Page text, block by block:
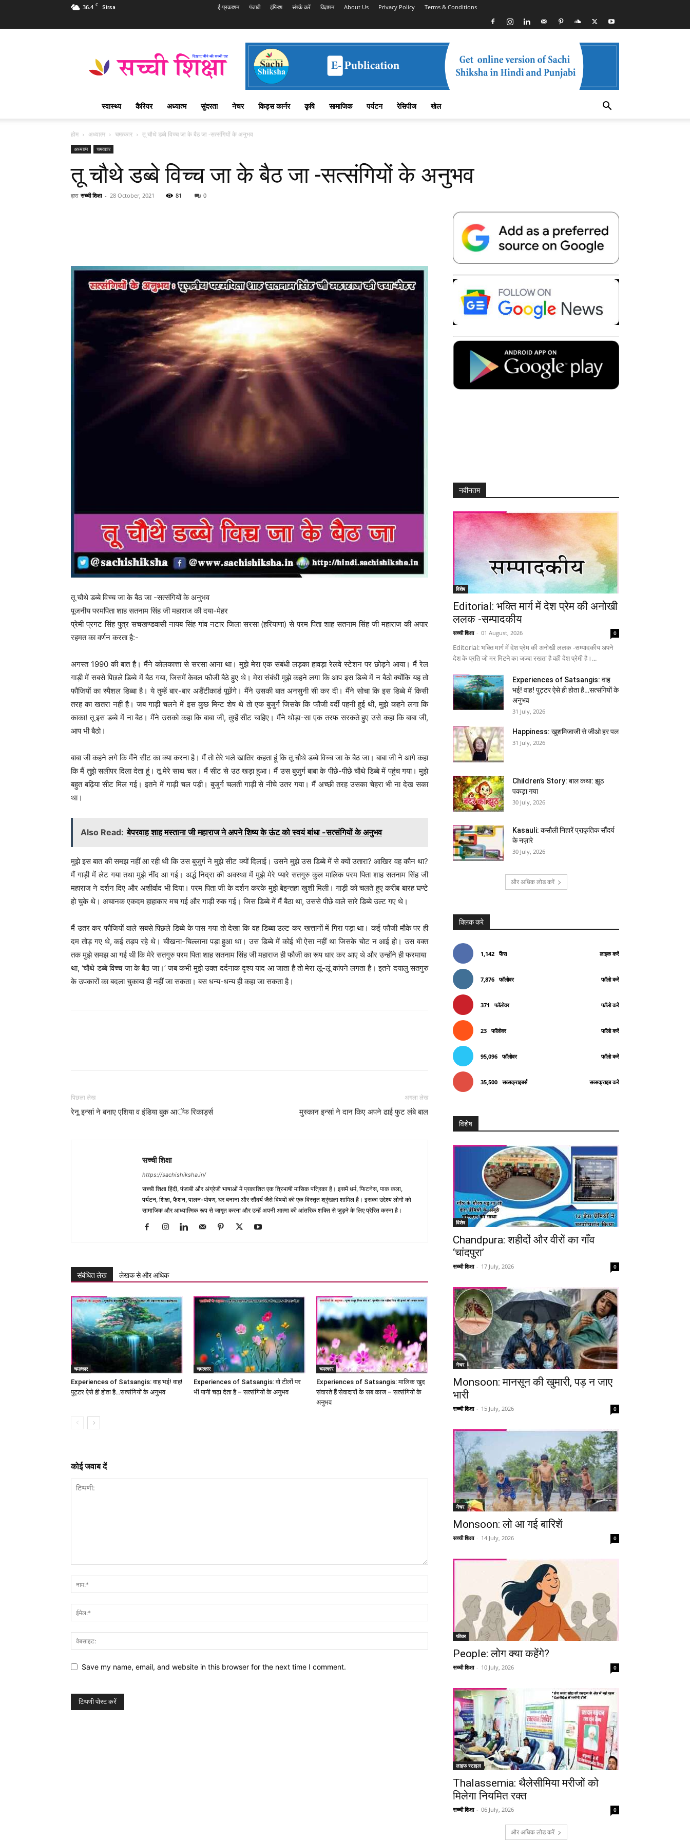
36.4 C Sirsa ई-प्रकाशन पंजाबी इंग्लिश संपर्क करें विज्ञापन About Us Privacy Policy Terms & Conditions
Shiksha
शिक्षा
पत्रिका
स्वास्थ्य कैरियर अध्यात्म सुंदरता नेचर किड्स कार्नर कृषि सामाजिक पर्यटन रेसिपीज खेल
होम अध्यात्म चमत्कार तू चौथे डब्बे विच्च जा के बैठ जा -सत्संगियों के अनुभव
अध्यात्म चमत्कार
तू चौथे डब्बे विच्च जा के बैठ जा -सत्संगियों के अनुभव
द्वारा सच्ची शिक्षा - 28 October, 2021 81 0
Telegram Copy URL
तू चौथे डब्बे विच्च जा के बैठ जा -सत्संगियों के अनुभव
पूजनीय परमपिता शाह सतनाम सिंह जी महाराज की दया-मेहर
प्रेमी प्रगट सिंह पुत्र सचखण्डवासी नायब सिंह गांव नटार जिला सरसा (हरियाणा) से परम पिता शाह सतनाम सिंह जी महाराज की अपार
रहमत का वर्णन करता है:-
अगस्त 1990 की बात है। मैंने कोलकात्ता से सरसा आना था। मुझे मेरा एक संबंधी लड़का हावड़ा रेलवे स्टेशन पर छोड़ने आया। मैं रेल
गाड़ी में सबसे पिछले डिब्बे में बैठ गया, जिसमें केवल फौजी बैठे हुए थे। मेरा संबंधी मुझे कहने लगा कि आप इस डिब्बे में न बैठो क्योंकि यह तो
फौजियों का स्पैशल डिब्बा है। ये तुम्हें बार-बार अडैंटीकार्ड पूछेंगे। मैंने उसकी बात अनसुनी सी कर दी। मैंने सोचा कि इस डिब्बे में किसी
तरह का खतरा नहीं है। जब गाड़ी चलने में इस कुछ मिन्ट शेष थे तो एक बुजुर्ग जिसके कि फौजी वर्दी पहनी हुई थी, मुझे कहने लगा कि
काका! तू इस डब्बे में ना बैठ। मैंने उसको कहा कि बाबा जी, तुम्हें सीट चाहिए। मैंने थोड़ा-सा एक तरफ सरकते हुए उसे कहा कि बाबा जी,
आप भी बैठो।
बाबा जी कहने लगे कि मैंने सीट का क्या करना है। मैं तो तेरे भले खातिर कहता हूं कि तू चौथे डब्बे विच्च जा के बैठ जा। बाबा जी ने आगे कहा
कि मैं तुझे सलीपर दिला देता हूं। तू मेरे साथ चल। मैं सीट से उठ खड़ा हुआ। मैं उस बुजुर्ग बाबा के पीछे-पीछे चौथे डिब्बे में पहुंच गया। मुझे
बहुत बढ़िया सीट मिल गई। इतने में गाड़ी चल पड़ी। बुजुर्ग चलती गाड़ी से नीचे उतर गया। मैं अच्छी तरह उसका चेहरा भी ना देख सका
था।
Also Read: बेपरवाह शाह मस्ताना जी महाराज ने अपने शिष्य के ऊंट को स्वयं बांधा -सत्संगियों के अनुभव
मुझे इस बात की समझ नहीं आ रही थी कि उस बुजुर्ग ने मुझे सीट क्यों दिलाई। उसने मुझे उस डिब्बे में से क्यों उतारा? आखिर वह कौन था?
मैं गाड़ी में लेट गया तथा मुझे नींद आ गई। अर्द्ध निद्रा की अवस्था में मुझे मेरे प्यारे सतगुरु कुल मालिक परम पिता शाह सतनाम सिंह जी
महाराज ने दर्शन दिए और अशीर्वाद भी दिया। परम पिता जी के दर्शन करके मुझे बेइन्तहा खुशी मिली। गाड़ी को चलते हुए करीब बारह घण्टे
हो चुके थे। अचानक एकदम हाहाकार मच गई और गाड़ी रुक गई। जिस डिब्बे में मैं बैठा था, उससे पीछे वाले सारे डिब्बे उल्ट गए थे।
मैं उतर कर फौजियों वाले सबसे पिछले डिब्बे के पास गया तो देखा कि वह डिब्बा उल्ट कर खत्तानों में गिरा पड़ा था। कई फौजी मौके पर ही
दम तोड़ गए थे, कई तड़प रहे थे। चीखना-चिल्लाना पड़ा हुआ था। उस डिब्बे में कोई भी ऐसा नहीं था जिसके चोट न आई हो। उस वक्त
तक मुझे समझ आ गई थी कि मेरे सतगुरु परम पिता शाह सतनाम सिंह जी महाराज ही फौजी का रूप धार कर आए थे और उन्होंने ही फरमाया
था, ‘चौथे डब्बे विच्च जा के बैठ जा।’ जब कभी मुझे उक्त दर्दनाक दृश्य याद आ जाता है तो मेरा लूं-लूं कांपने लगता है। इतने दयालु सतगुरु
के उपकारों का बदला चुकाया ही नहीं जा सकता। बस धन्य-धन्य ही कहा जा सकता है।
पिछला लेख
रेनू इन्सां ने बनाए एशिया व इंडिया बुक आॅफ रिकार्ड्स
अगला लेख
मुस्कान इन्सां ने दान किए अपने ढाई फुट लंबे बाल
सच्ची शिक्षा
https://sachishiksha.in/
सच्ची शिक्षा हिंदी, पंजाबी और अंग्रेजी भाषाओं में प्रकाशित एक त्रिभाषी मासिक पत्रिका है। इसमें धर्म, फिटनेस, पाक कला,
पर्यटन, शिक्षा, फैशन, पालन-पोषण, घर बनाना और सौंदर्य जैसे विषयों की एक विस्तृत श्रृंखला शामिल है। इसका उद्देश्य लोगों को
सामाजिक और आध्यात्मिक रूप से जागृत करना और उन्हें अपनी आत्मा की आंतरिक शक्ति से जुड़ने के लिए प्रेरित करना है।
संबंधित लेख लेखक से और अधिक
चमत्कार
Experiences of Satsangis: वाह भई! वाह!
पुट्टर ऐसे ही होता है…सत्संगियों के अनुभव
चमत्कार
Experiences of Satsangis: वो टीलों पर
भी पानी चढ़ा देता है – सत्संगियों के अनुभव
चमत्कार
Experiences of Satsangis: मालिक खुद
संवारते हैं सेवादारों के सब काज – सत्संगियों के
अनुभव
कोई जवाब दें
Save my name, email, and website in this browser for the next time I comment.
नवीनतम
विशेष
Editorial: भक्ति मार्ग में देश प्रेम की अनोखी
ललक -सम्पादकीय
सच्ची शिक्षा - 01 August, 2026 0
Editorial: भक्ति मार्ग में देश प्रेम की अनोखी ललक -सम्पादकीय अपने
देश के प्रति जो मर मिटने का जज्बा रखता है वही देश प्रेमी है।...
Experiences of Satsangis: वाह
भई! वाह! पुट्टर ऐसे ही होता है…सत्संगियों के
अनुभव
31 July, 2026
Happiness: खुशमिजाजी से जीओ हर पल
31 July, 2026
Children’s Story: बाल कथा: झूठ
पकड़ा गया
30 July, 2026
Kasauli: कसौली निहारें प्राकृतिक सौंदर्य
के नज़ारे
30 July, 2026
और अधिक लोड करें
क्लिक करे
1,142 फैंस लाइक करें
7,876 फॉलोवर फॉलो करें
371 फॉलोवर फॉलो करें
23 फॉलोवर फॉलो करें
95,096 फॉलोवर फॉलो करें
35,500 सब्सक्राइबर्स सब्सक्राइब करें
विशेष
विशेष
Chandpura: शहीदों और वीरों का गाँव
‘चांदपुरा’
सच्ची शिक्षा - 17 July, 2026 0
नेचर
Monsoon: मानसून की खुमारी, पड़ न जाए
भारी
सच्ची शिक्षा - 15 July, 2026 0
नेचर
Monsoon: लो आ गई बारिशें
सच्ची शिक्षा - 14 July, 2026 0
फीचर
People: लोग क्या कहेंगे?
सच्ची शिक्षा - 10 July, 2026 0
लाइफ स्टाइल
Thalassemia: थैलेसीमिया मरीजों को
मिलेगा नियमित रक्त
सच्ची शिक्षा - 06 July, 2026 0
और अधिक लोड करें